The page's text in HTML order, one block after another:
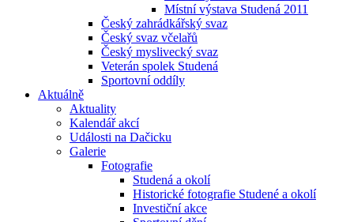
Místní výstava Studená 2011
Český zahrádkářský svaz
Český svaz včelařů
Český myslivecký svaz
Veterán spolek Studená
Sportovní oddíly
Aktuálně
Aktuality
Kalendář akcí
Události na Dačicku
Galerie
Fotografie
Studená a okolí
Historické fotografie Studené a okolí
Investiční akce